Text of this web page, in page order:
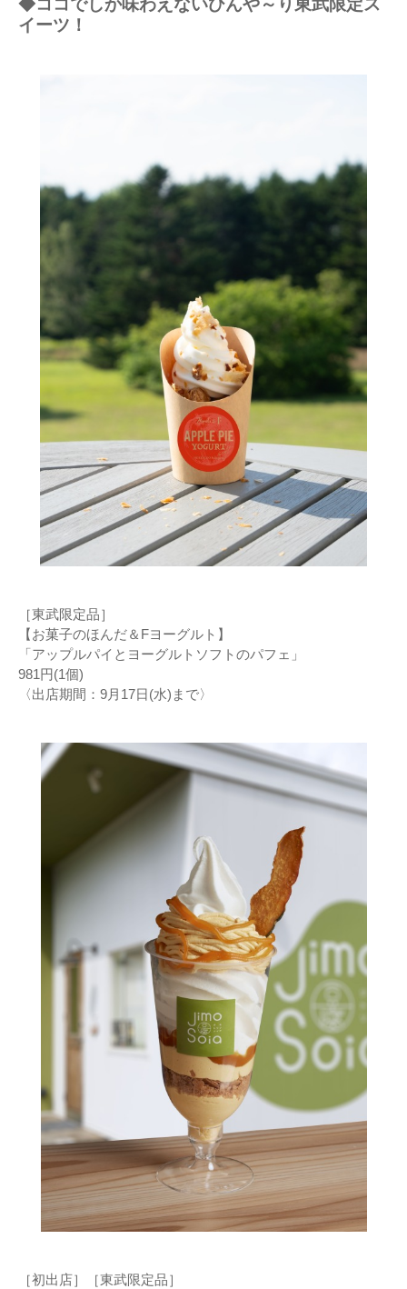
◆ココでしか味わえないひんや～り東武限定ス
イーツ！
［東武限定品］
【お菓子のほんだ＆Fヨーグルト】
「アップルパイとヨーグルトソフトのパフェ」
981円(1個)
〈出店期間：9月17日(水)まで〉
［初出店］［東武限定品］